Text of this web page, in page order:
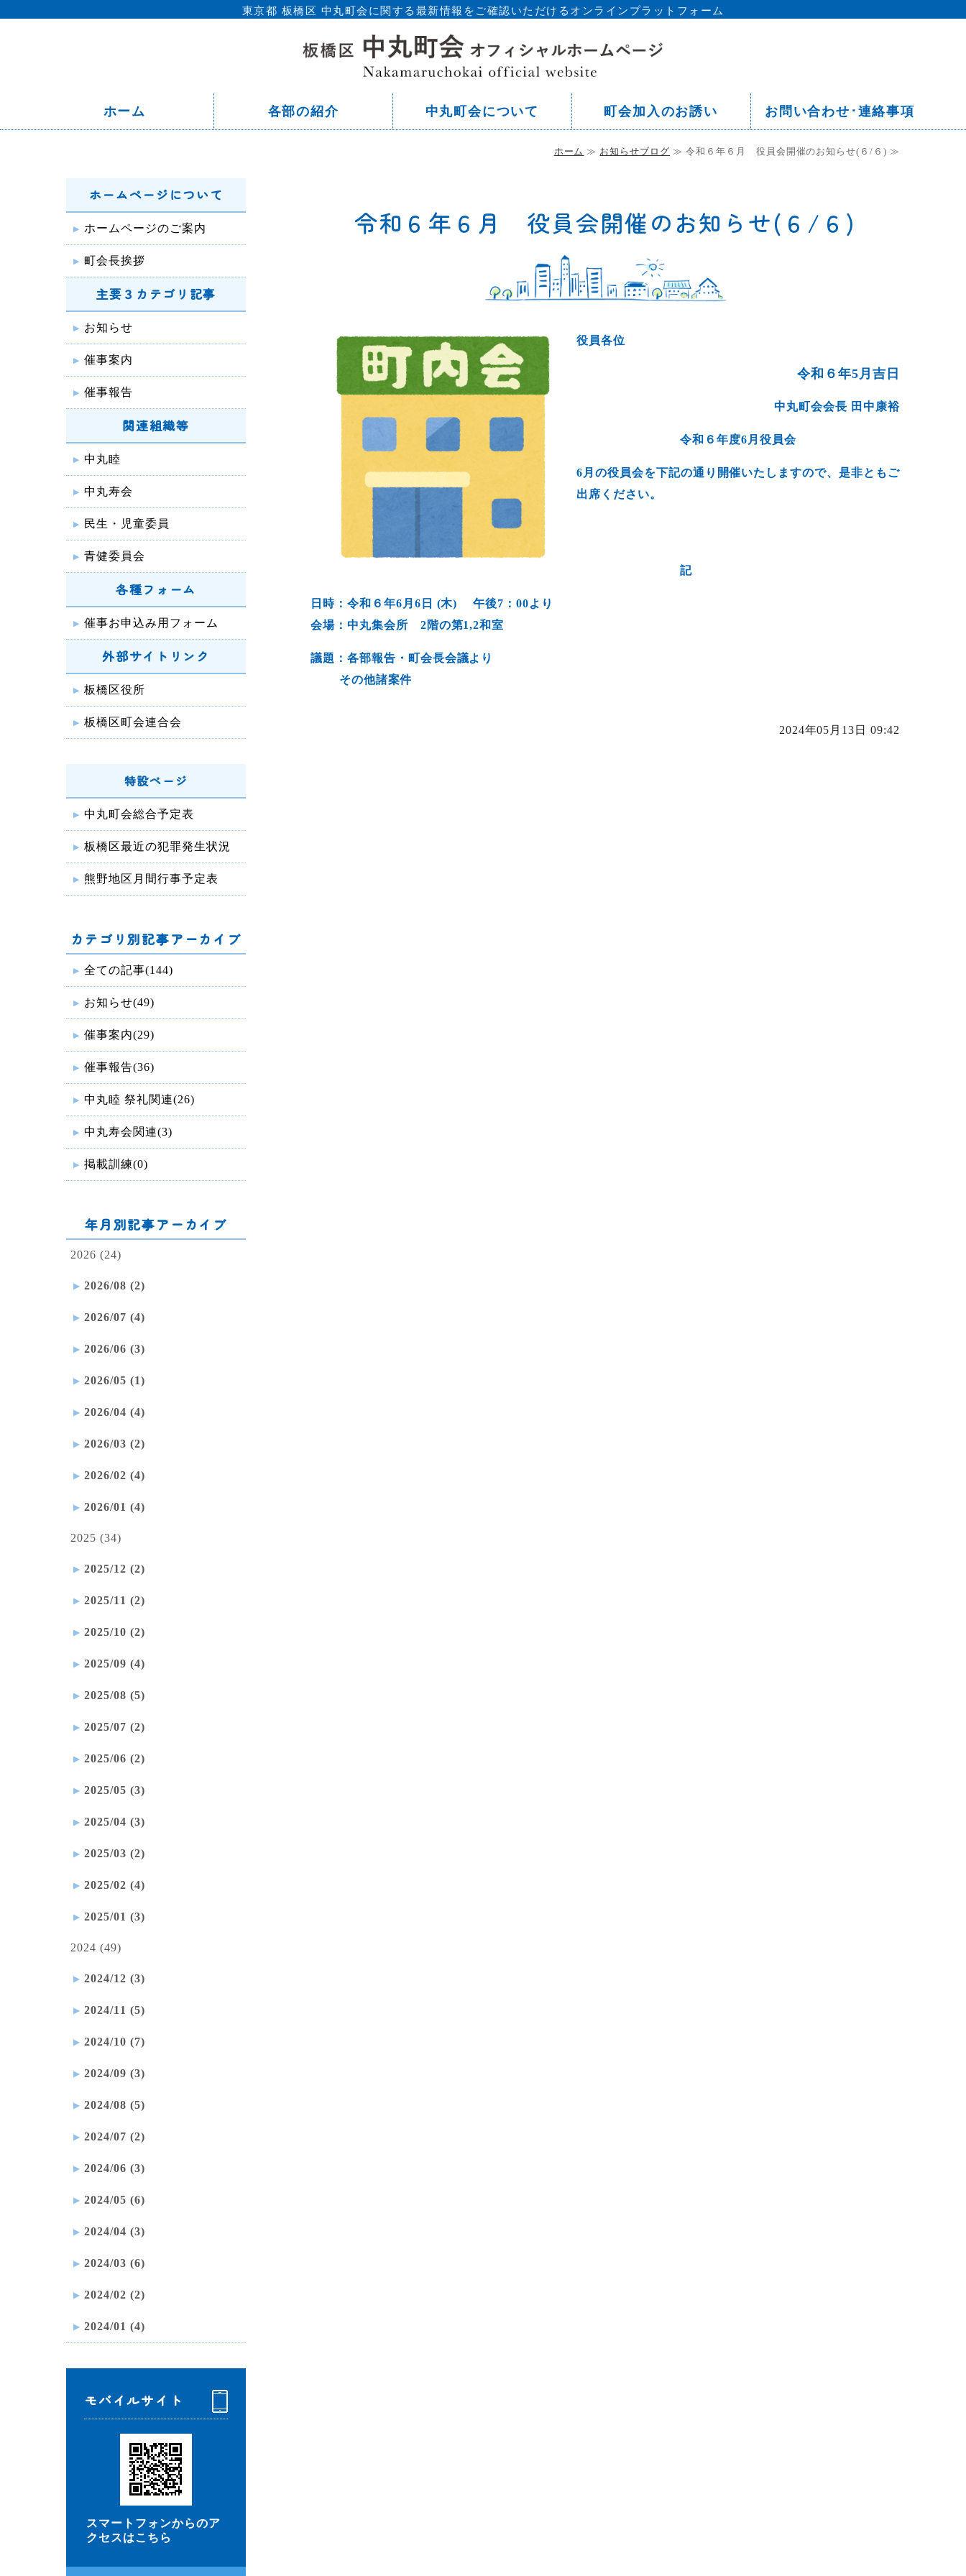
東京都 板橋区 中丸町会に関する最新情報をご確認いただけるオンラインプラットフォーム
ホーム 各部の紹介 中丸町会について 町会加入のお誘い お問い合わせ･連絡事項
ホーム ≫ お知らせブログ ≫ 令和６年６月 役員会開催のお知らせ(６/６) ≫
令和６年６月 役員会開催のお知らせ(６/６)
役員各位
令和６年5月吉日
中丸町会会長 田中康裕
令和６年度6月役員会
6月の役員会を下記の通り開催いたしますので、是非ともご
出席ください。
記
日時：令和６年6月6日 (木) 午後7：00より
会場：中丸集会所 2階の第1,2和室
議題：各部報告・町会長会議より
その他諸案件
2024年05月13日 09:42
ホームページについて
ホームページのご案内
町会長挨拶
主要３カテゴリ記事
お知らせ
催事案内
催事報告
関連組織等
中丸睦
中丸寿会
民生・児童委員
青健委員会
各種フォーム
催事お申込み用フォーム
外部サイトリンク
板橋区役所
板橋区町会連合会
特設ページ
中丸町会総合予定表
板橋区最近の犯罪発生状況
熊野地区月間行事予定表
カテゴリ別記事アーカイブ
全ての記事(144)
お知らせ(49)
催事案内(29)
催事報告(36)
中丸睦 祭礼関連(26)
中丸寿会関連(3)
掲載訓練(0)
年月別記事アーカイブ
2026 (24)
2026/08 (2)
2026/07 (4)
2026/06 (3)
2026/05 (1)
2026/04 (4)
2026/03 (2)
2026/02 (4)
2026/01 (4)
2025 (34)
2025/12 (2)
2025/11 (2)
2025/10 (2)
2025/09 (4)
2025/08 (5)
2025/07 (2)
2025/06 (2)
2025/05 (3)
2025/04 (3)
2025/03 (2)
2025/02 (4)
2025/01 (3)
2024 (49)
2024/12 (3)
2024/11 (5)
2024/10 (7)
2024/09 (3)
2024/08 (5)
2024/07 (2)
2024/06 (3)
2024/05 (6)
2024/04 (3)
2024/03 (6)
2024/02 (2)
2024/01 (4)
モバイルサイト
スマートフォンからのア
クセスはこちら